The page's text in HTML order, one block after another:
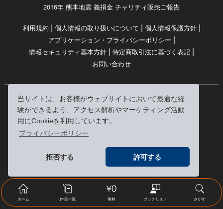
当サイトは、お客様がウェブサイトにおいて最適な経
験ができるよう、アクセス解析やマーケティング活動
用にCookieを利用しています。
プライバシーポリシー
拒否する 許可する
2016年 熊本地震 義捐金 チャリティ販売ご報告
利用規約 | 個人情報の取り扱いについて | 個人情報保護方針|
アプリケーション・プライバシーポリシー |
情報セキュリティ基本方針 | 特定商取引法に基づく表記 |
お問い合わせ
© RRJ Inc.
（kikubon/キクボン/きく本/きくほん/キクホン）は
株式会社RRJの登録商標です。
ホーム 作品一覧 無料 ブックリスト さがす